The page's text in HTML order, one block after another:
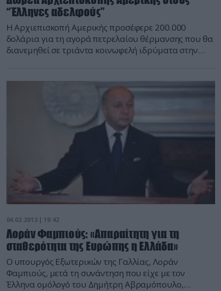
“Έλληνες αδελφούς”
Η Αρχιεπισκοπή Αμερικής προσέφερε 200.000
δολάρια για τη αγορά πετρελαίου θέρμανσης που θα
διανεμηθεί σε τριάντα κοινωφελή ιδρύματα στην
Αμερικής εκταμίευσε από το ειδικό Ταμείο Αρωγής
για τον Ελληνικό Λαό το ποσό των 200 χιλιάδων
δολαρίων προς το Διεθνή Οργανισμό Χριστιανικής
Φιλανθρωπίας (IOCC) […]
04.02.2013 | 19:42
Λοράν Φαμπιούς: «Απαραίτητη για τη
σταθερότητα της Ευρώπης η Ελλάδα»
Ο υπουργός Εξωτερικών της Γαλλίας, Λοράν
Φαμπιούς, μετά τη συνάντηση που είχε με τον
Έλληνα ομόλογό του Δημήτρη Αβραμόπουλο,